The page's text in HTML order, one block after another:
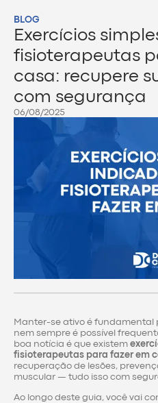
BLOG
Exercícios
fisioterapeutas
casa: recupere
com segurança
06/08/2025
Manter-se ativo é fundamental
nem sempre é possível
boa notícia é que existem
fisioterapeutas para fazer em
recuperação de lesões,
muscular — tudo isso com
Ao longo deste guia, você vai